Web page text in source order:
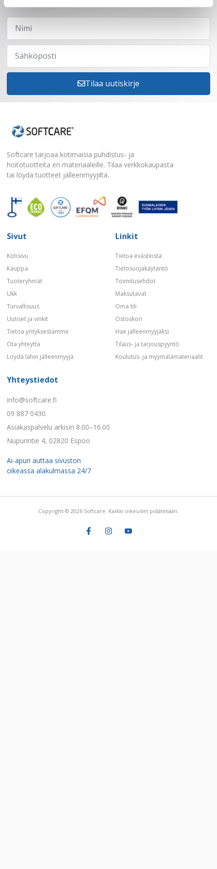
Tilaa uutiskirje
Softcare tarjoaa kotimaisia puhdistus- ja
hoitotuotteita eri materiaaleille. Tilaa verkkokaupasta
tai löydä tuotteet jälleenmyyjiltä.
Sivut
Kotisivu
Kauppa
Tuoteryhmät
Ukk
Turvallisuus
Uutiset ja vinkit
Tietoa yrityksestämme
Ota yhteyttä
Löydä lähin jälleenmyyjä
Linkit
Tietoa evästeistä
Tietosuojakäytäntö
Toimitusehdot
Maksutavat
Oma tili
Ostoskori
Hae jälleenmyyjäksi
Tilaus- ja tarjouspyyntö
Koulutus- ja myymälämateriaalit
Yhteystiedot
info@softcare.fi
09 887 0430
Asiakaspalvelu arkisin 8.00–16.00
Nupurintie 4, 02820 Espoo
Ai-apuri auttaa sivuston
oikeassa alakulmassa 24/7
Copyright © 2026 Softcare. Kaikki oikeudet pidätetään.